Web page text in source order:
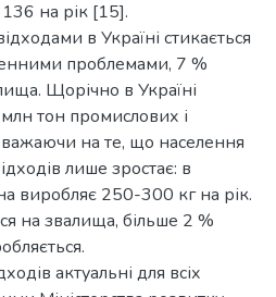
на рік [15].
в Україні стикається
проблемами, 7 %
Щорічно в Україні
тон промислових і
на те, що населення
лише зростає: в
виробляє 250-300 кг на рік.
на звалища, більше 2 %
актуальні для всіх